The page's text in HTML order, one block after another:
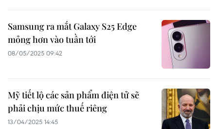
Samsung ra mắt Galaxy S25 Edge
mỏng hơn vào tuần tới
08/05/2025 09:42
Mỹ tiết lộ các sản phẩm điện tử sẽ
phải chịu mức thuế riêng
13/04/2025 14:45